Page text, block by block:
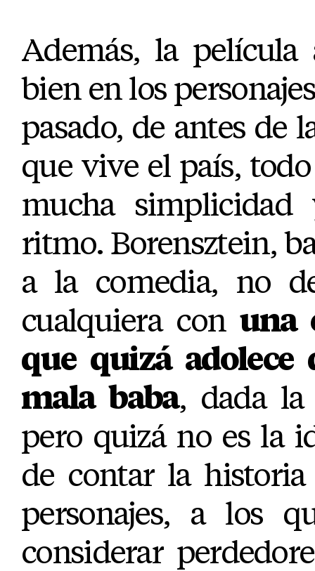
Además, la película
bien en los
pasado, de antes de
que vive el país,
mucha
ritmo. Borensztein,
a la comedia, no
cualquiera con una
que quizá adolece
mala baba, dada la
pero quizá no es la
de contar la
personajes, a los
considerar